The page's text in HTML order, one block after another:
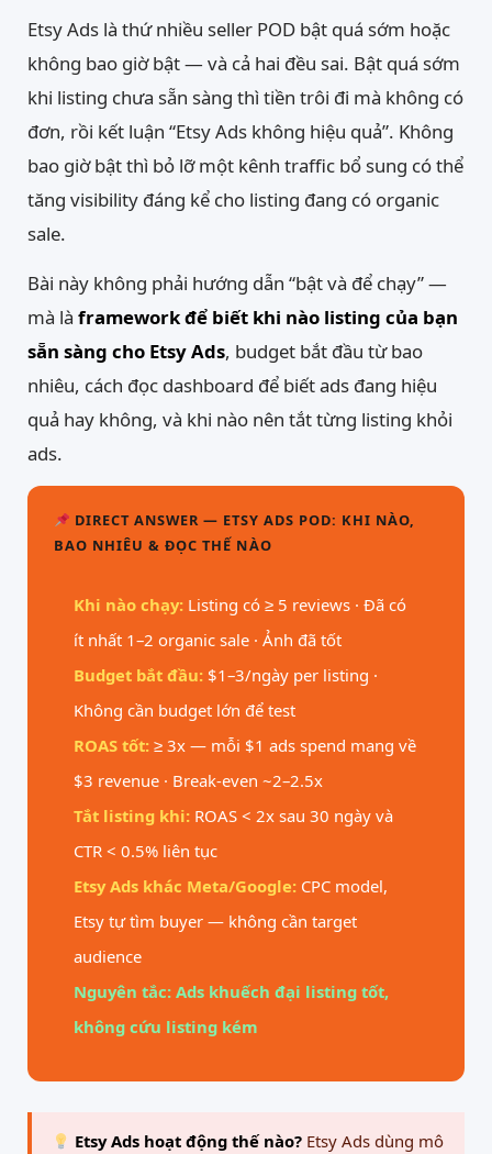
Etsy Ads là thứ nhiều seller POD bật quá sớm hoặc
không bao giờ bật — và cả hai đều sai. Bật quá sớm
khi listing chưa sẵn sàng thì tiền trôi đi mà không có
đơn, rồi kết luận “Etsy Ads không hiệu quả”. Không
bao giờ bật thì bỏ lỡ một kênh traffic bổ sung có thể
tăng visibility đáng kể cho listing đang có organic
sale.
Bài này không phải hướng dẫn “bật và để chạy” —
mà là framework để biết khi nào listing của bạn
sẵn sàng cho Etsy Ads, budget bắt đầu từ bao
nhiêu, cách đọc dashboard để biết ads đang hiệu
quả hay không, và khi nào nên tắt từng listing khỏi
ads.
DIRECT ANSWER — ETSY ADS POD: KHI NÀO,
BAO NHIÊU & ĐỌC THẾ NÀO
Khi nào chạy: Listing có ≥ 5 reviews · Đã có
ít nhất 1–2 organic sale · Ảnh đã tốt
Budget bắt đầu: $1–3/ngày per listing ·
Không cần budget lớn để test
ROAS tốt: ≥ 3x — mỗi $1 ads spend mang về
$3 revenue · Break-even ~2–2.5x
Tắt listing khi: ROAS < 2x sau 30 ngày và
CTR < 0.5% liên tục
Etsy Ads khác Meta/Google: CPC model,
Etsy tự tìm buyer — không cần target
audience
Nguyên tắc: Ads khuếch đại listing tốt,
không cứu listing kém
Etsy Ads hoạt động thế nào?Etsy Ads dùng mô